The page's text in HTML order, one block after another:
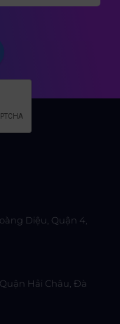
Diệu, Quận 4,
Hải Châu, Đà